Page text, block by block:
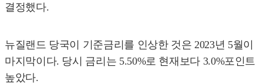
결정했다.
뉴질랜드 당국이 기준금리를 인상한 것은 2023년 5월이
마지막이다. 당시 금리는 5.50%로 현재보다 3.0%포인트
높았다.